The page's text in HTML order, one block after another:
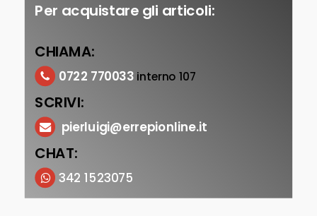
Per acquistare gli articoli:
CHIAMA:
0722 770033 interno 107
SCRIVI:
pierluigi@errepionline.it
CHAT:
342 1523075